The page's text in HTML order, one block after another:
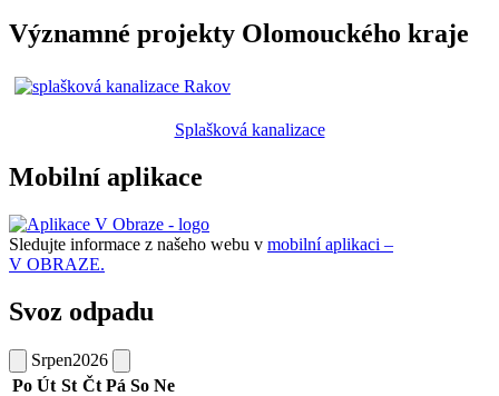
Významné projekty Olomouckého kraje
Splašková kanalizace
Mobilní aplikace
Sledujte informace z našeho webu v mobilní aplikaci –
V OBRAZE.
Svoz odpadu
Srpen2026
Po Út St Čt Pá So Ne